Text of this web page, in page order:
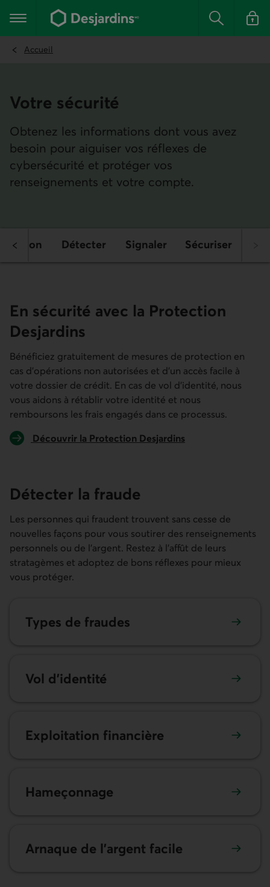
contenu
Menu principal Rechercher
Se
Accueil
Votre sécurité
Obtenez les informations dont vous avez
besoin pour aiguiser vos réflexes de
cybersécurité et protéger vos
renseignements et votre compte.
Détecter Signaler Sécuriser
En sécurité avec la Protection
Desjardins
Bénéficiez gratuitement de mesures de protection en
cas d’opérations non autorisées et d’un accès facile à
votre dossier de crédit. En cas de vol d’identité, nous
vous aidons à rétablir votre identité et nous
remboursons les frais engagés dans ce processus.
Découvrir la Protection Desjardins
Détecter la fraude
Les personnes qui fraudent trouvent sans cesse de
nouvelles façons pour vous soutirer des renseignements
personnels ou de l’argent. Restez à l’affût de leurs
stratagèmes et adoptez de bons réflexes pour mieux
vous protéger.
Types de fraudes
Vol d’identité
Exploitation financière
Hameçonnage
Arnaque de l’argent facile